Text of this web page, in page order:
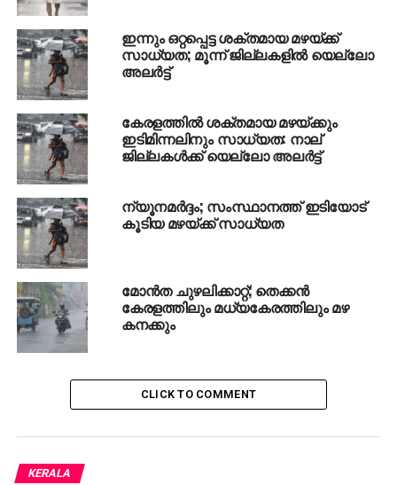
ഇന്നും ഒറ്റപ്പെട്ട ശക്തമായ മഴയ്ക്ക്
സാധ്യത; മൂന്ന് ജില്ലകളില്‍ യെല്ലോ
അലര്‍ട്ട്
കേരളത്തില്‍ ശക്തമായ മഴയ്ക്കും
ഇടിമിന്നലിനും സാധ്യത: നാല്
ജില്ലകള്‍ക്ക് യെല്ലോ അലര്‍ട്ട്
ന്യൂനമര്‍ദ്ദം; സംസ്ഥാനത്ത് ഇടിയോട്
കൂടിയ മഴയ്ക്ക് സാധ്യത
മോന്‍ത ചുഴലിക്കാറ്റ്; തെക്കന്‍
കേരളത്തിലും മധ്യകേരത്തിലും മഴ
കനക്കും
CLICK TO COMMENT
KERALA